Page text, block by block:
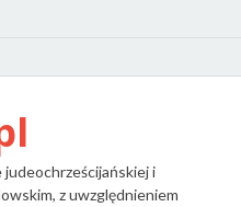
i
z uwzględnieniem